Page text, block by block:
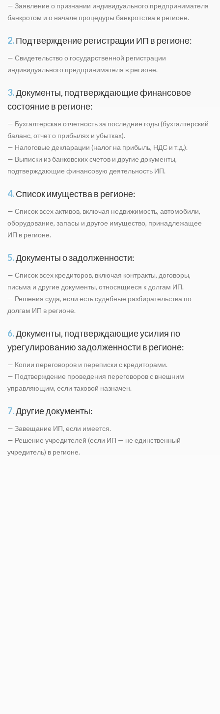
— Заявление о признании индивидуального предпринимателя
банкротом и о начале процедуры банкротства в регионе.
2.Подтверждение регистрации ИП в регионе:
— Свидетельство о государственной регистрации
индивидуального предпринимателя в регионе.
3.Документы, подтверждающие финансовое
состояние в регионе:
— Бухгалтерская отчетность за последние годы (бухгалтерский
баланс, отчет о прибылях и убытках).
— Налоговые декларации (налог на прибыль, НДС и т.д.).
— Выписки из банковских счетов и другие документы,
подтверждающие финансовую деятельность ИП.
4.Список имущества в регионе:
— Список всех активов, включая недвижимость, автомобили,
оборудование, запасы и другое имущество, принадлежащее
ИП в регионе.
5.Документы о задолженности:
— Список всех кредиторов, включая контракты, договоры,
письма и другие документы, относящиеся к долгам ИП.
— Решения суда, если есть судебные разбирательства по
долгам ИП в регионе.
6.Документы, подтверждающие усилия по
урегулированию задолженности в регионе:
— Копии переговоров и переписки с кредиторами.
— Подтверждение проведения переговоров с внешним
управляющим, если таковой назначен.
7.Другие документы:
— Завещание ИП, если имеется.
— Решение учредителей (если ИП — не единственный
учредитель) в регионе.